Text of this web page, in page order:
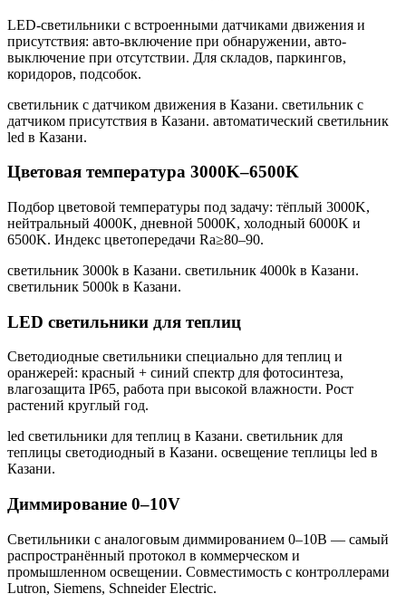
LED-светильники с встроенными датчиками движения и
присутствия: авто-включение при обнаружении, авто-
выключение при отсутствии. Для складов, паркингов,
коридоров, подсобок.
светильник с датчиком движения в Казани. светильник с
датчиком присутствия в Казани. автоматический светильник
led в Казани.
Цветовая температура 3000K–6500K
Подбор цветовой температуры под задачу: тёплый 3000K,
нейтральный 4000K, дневной 5000K, холодный 6000K и
6500K. Индекс цветопередачи Ra≥80–90.
светильник 3000k в Казани. светильник 4000k в Казани.
светильник 5000k в Казани.
LED светильники для теплиц
Светодиодные светильники специально для теплиц и
оранжерей: красный + синий спектр для фотосинтеза,
влагозащита IP65, работа при высокой влажности. Рост
растений круглый год.
led светильники для теплиц в Казани. светильник для
теплицы светодиодный в Казани. освещение теплицы led в
Казани.
Диммирование 0–10V
Светильники с аналоговым диммированием 0–10В — самый
распространённый протокол в коммерческом и
промышленном освещении. Совместимость с контроллерами
Lutron, Siemens, Schneider Electric.